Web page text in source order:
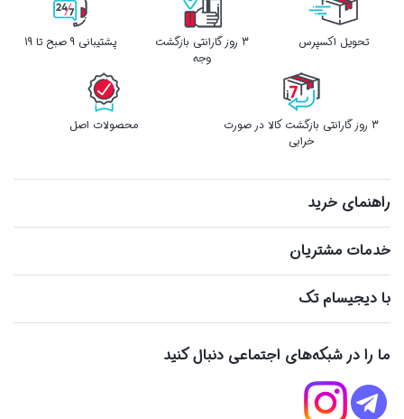
تحویل اکسپرس
3 روز گارانتی بازگشت
وجه
پشتیبانی 9 صبح تا 19
3 روز گارانتی بازگشت کالا در صورت
خرابی
محصولات اصل
راهنمای خرید
خدمات مشتریان
با دیجیسام تک
ما را در شبکه‌های اجتماعی دنبال کنید